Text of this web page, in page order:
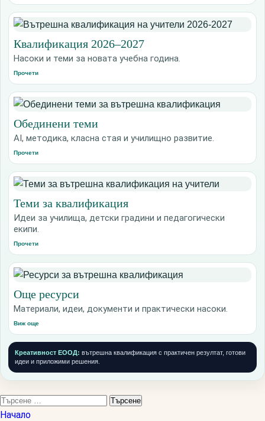
Квалификация 2026–2027
Насоки и теми за новата учебна година.
Прочети
Обединени теми
AI, методика, класна стая и училищно развитие.
Прочети
Теми за квалификация
Идеи за училища, детски градини и педагогически
екипи.
Прочети
Още ресурси
Материали, идеи, документи и практически насоки.
Виж още
Креативност ЕООД: вътрешна квалификация с практичен резултат, готови
идеи и приложими решения.
Търсене
за:
Начало